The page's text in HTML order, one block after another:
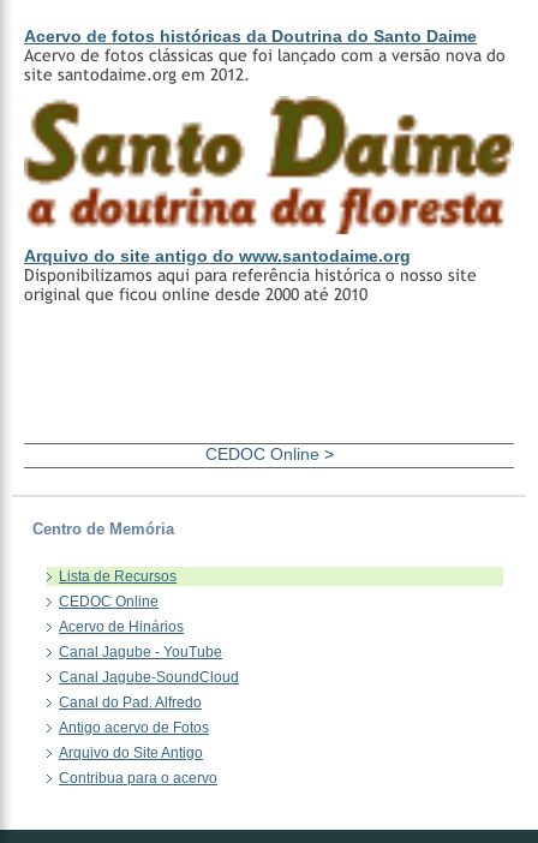
Acervo de fotos históricas da Doutrina do Santo Daime
Acervo de fotos clássicas que foi lançado com a versão nova do
site santodaime.org em 2012.
Arquivo do site antigo do www.santodaime.org
Disponibilizamos aqui para referência histórica o nosso site
original que ficou online desde 2000 até 2010
CEDOC Online>
Centro de Memória
Lista de Recursos
CEDOC Online
Acervo de Hinários
Canal Jagube - YouTube
Canal Jagube-SoundCloud
Canal do Pad. Alfredo
Antigo acervo de Fotos
Arquivo do Site Antigo
Contribua para o acervo